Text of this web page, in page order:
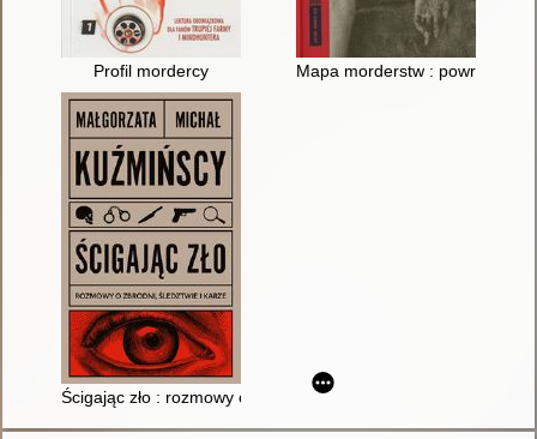
Profil mordercy Mapa morderstw : powrót na
Ścigając zło : rozmowy o zbrodni, śledztwie i karze